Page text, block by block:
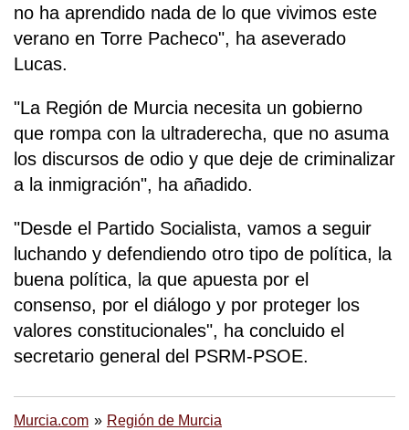
no ha aprendido nada de lo que vivimos este
verano en Torre Pacheco", ha aseverado
Lucas.
"La Región de Murcia necesita un gobierno
que rompa con la ultraderecha, que no asuma
los discursos de odio y que deje de criminalizar
a la inmigración", ha añadido.
"Desde el Partido Socialista, vamos a seguir
luchando y defendiendo otro tipo de política, la
buena política, la que apuesta por el
consenso, por el diálogo y por proteger los
valores constitucionales", ha concluido el
secretario general del PSRM-PSOE.
Murcia.com Región de Murcia